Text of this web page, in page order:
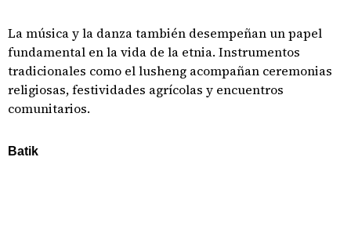
La música y la danza también desempeñan un papel
fundamental en la vida de la etnia. Instrumentos
tradicionales como el lusheng acompañan ceremonias
religiosas, festividades agrícolas y encuentros
comunitarios.
Batik